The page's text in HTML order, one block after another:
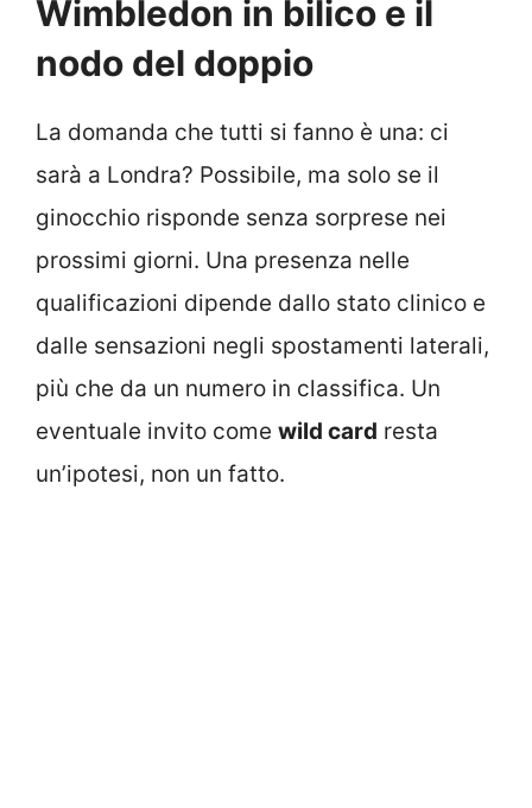
Wimbledon in bilico e il
nodo del doppio
La domanda che tutti si fanno è una: ci
sarà a Londra? Possibile, ma solo se il
ginocchio risponde senza sorprese nei
prossimi giorni. Una presenza nelle
qualificazioni dipende dallo stato clinico e
dalle sensazioni negli spostamenti laterali,
più che da un numero in classifica. Un
eventuale invito come wild card resta
un’ipotesi, non un fatto.